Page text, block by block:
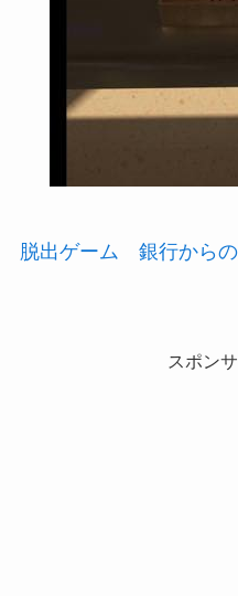
脱出ゲーム 銀行から
スポン